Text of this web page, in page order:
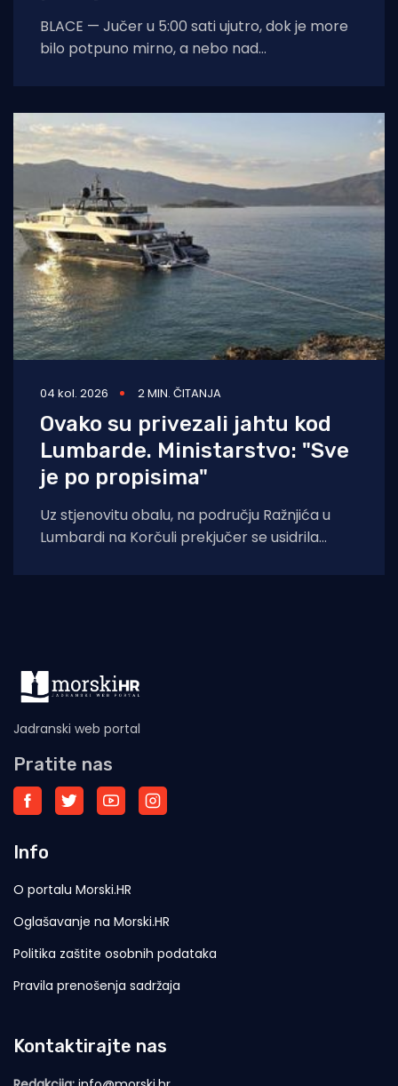
BLACE — Jučer u 5:00 sati ujutro, dok je more
bilo potpuno mirno, a nebo nad
04 kol. 2026 2 MIN. ČITANJA
Ovako su privezali jahtu kod
Lumbarde. Ministarstvo: "Sve
je po propisima"
Uz stjenovitu obalu, na području Ražnjića u
Lumbardi na Korčuli prekjučer se usidrila
Jadranski web portal
Pratite nas
Info
O portalu Morski.HR
Oglašavanje na Morski.HR
Politika zaštite osobnih podataka
Pravila prenošenja sadržaja
Kontaktirajte nas